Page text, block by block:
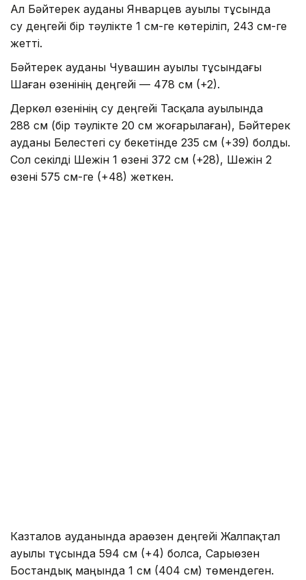
Ал Бәйтерек ауданы Январцев ауылы тұсында
су деңгейі бір тәулікте 1 см-ге көтеріліп, 243 см-ге
жетті.
Бәйтерек ауданы Чувашин ауылы тұсындағы
Шаған өзенінің деңгейі — 478 см (+2).
Деркөл өзенінің су деңгейі Тасқала ауылында
288 см (бір тәулікте 20 см жоғарылаған), Бәйтерек
ауданы Белестегі су бекетінде 235 см (+39) болды.
Сол секілді Шежін 1 өзені 372 см (+28), Шежін 2
өзені 575 см-ге (+48) жеткен.
Казталов ауданында Қараөзен деңгейі Жалпақтал
ауылы тұсында 594 см (+4) болса, Сарыөзен
Бостандық маңында 1 см (404 см) төмендеген.